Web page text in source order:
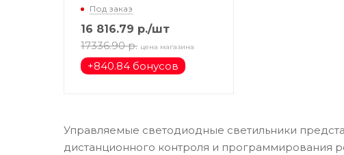
Под заказ
16 816.79 р./шт
17336.90 р. цена магазина
+840.84 бонусов
Управляемые светодиодные светильники
дистанционного контроля и программирования